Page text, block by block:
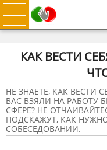
КАК ВЕСТИ
НЕ ЗНАЕТЕ, КАК ВЕСТИ
ВАС ВЗЯЛИ НА РАБОТУ
СФЕРЕ? НЕ
ПОДСКАЖУТ, КАК
СОБЕСЕДОВАНИИ.